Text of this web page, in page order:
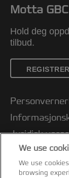
Motta
Hold deg
tilbud.
REGISTRER
Juridisk
Avtrykk
Kundeservice
We use
We use
browsing